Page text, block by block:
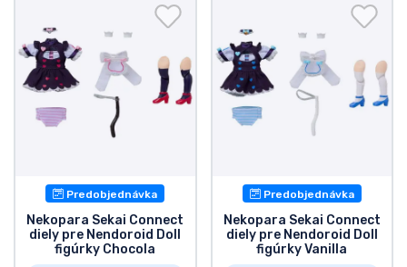
Predobjednávka
Nekopara Sekai Connect
diely pre Nendoroid Doll
figúrky Chocola
Predobjednávka
Nekopara Sekai Connect
diely pre Nendoroid Doll
figúrky Vanilla
Preprava a platba
Zoradiť podľa série
Zoradiť podľa filmov
Zoradiť podľa Anime